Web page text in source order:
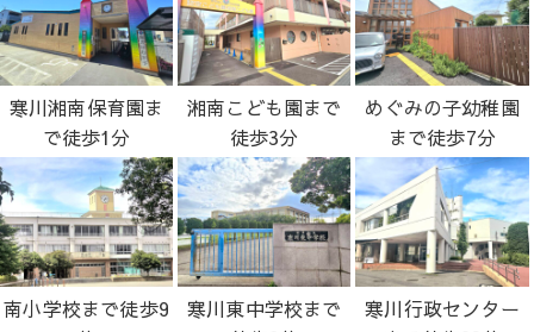
寒川湘南保育園ま
で徒歩1分
湘南こども園まで
徒歩3分
めぐみの子幼稚園
まで徒歩7分
南小学校まで徒歩9
寒川東中学校まで
寒川行政センター